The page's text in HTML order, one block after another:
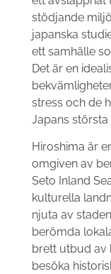
stödjande
japanska
ett samhälle
Det är en
stress och de
Japans
Hiroshima är
omgiven av
Seto Inland
kulturella
njuta av
berömda
brett utbud av
besöka